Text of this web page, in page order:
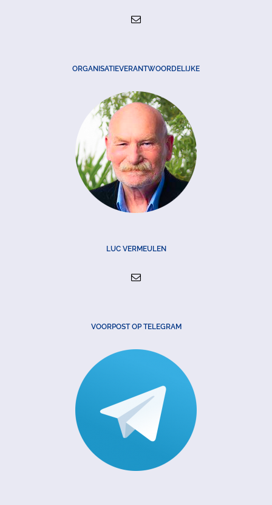
ORGANISATIEVERANTWOORDELIJKE
LUC VERMEULEN
VOORPOST OP TELEGRAM